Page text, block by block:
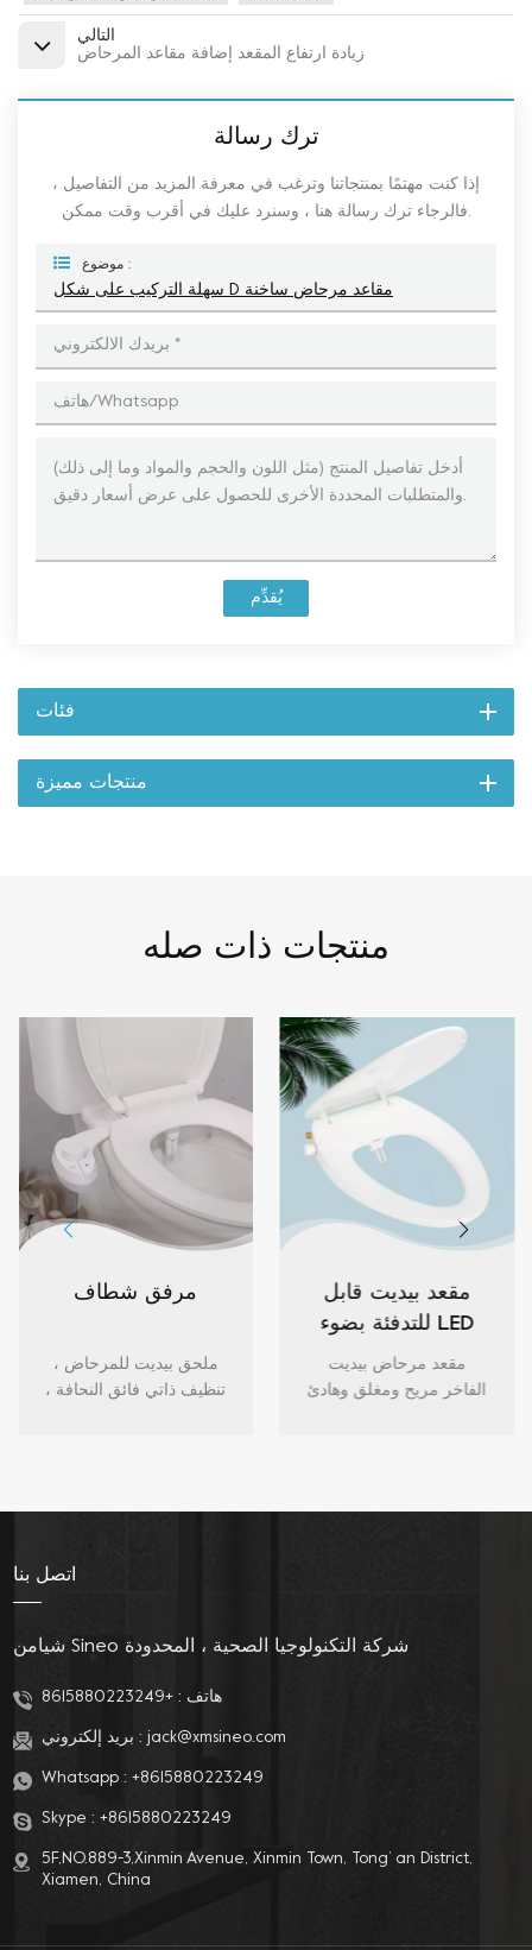
التالي
زيادة ارتفاع المقعد إضافة مقاعد المرحاض
ترك رسالة
إذا كنت مهتمًا بمنتجاتنا وترغب في معرفة المزيد من التفاصيل ،
فالرجاء ترك رسالة هنا ، وسنرد عليك في أقرب وقت ممكن.
موضوع :
سهلة التركيب على شكل D مقاعد مرحاض ساخنة
يُقدِّم
فئات
منتجات مميزة
منتجات ذات صله
مرفق شطاف
ملحق بيديت للمرحاض ،
تنظيف ذاتي فائق النحافة ،
مقعد بيديت قابل
للتدفئة بضوء LED
ليلي هادئ ومغلق
مقعد مرحاض بيديت
الفاخر مريح ومغلق وهادئ
اتصل بنا
شيامن Sineo شركة التكنولوجيا الصحية ، المحدودة
هاتف :+8615880223249
بريد إلكتروني : jack@xmsineo.com
Whatsapp : +8615880223249
Skype : +8615880223249
5F,NO.889-3,Xinmin Avenue, Xinmin Town, Tong’ an District,
Xiamen, China